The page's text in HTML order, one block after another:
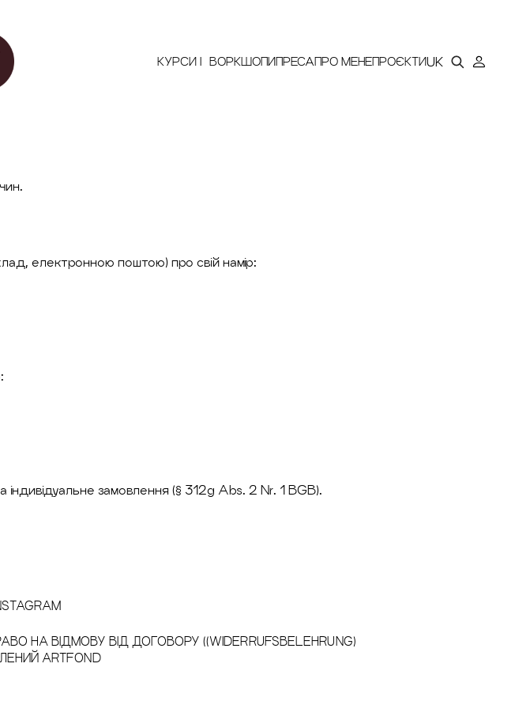
ГРІШИНАКУРСИ | ВОРКШОПИПРЕСАПРО МЕНЕПРОЄКТИUK
електронною поштою) про свій намір:
індивідуальне замовлення (§ 312g Abs. 2 Nr. 1 BGB).
НА ВІДМОВУ ВІД ДОГОВОРУ ((WIDERRUFSBELEHRUNG)
ARTFOND